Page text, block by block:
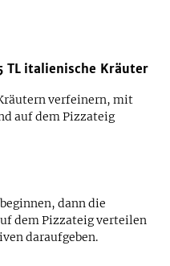
TL italienische Kräuter
verfeinern, mit
auf dem Pizzateig
dann die
dem Pizzateig verteilen
daraufgeben.